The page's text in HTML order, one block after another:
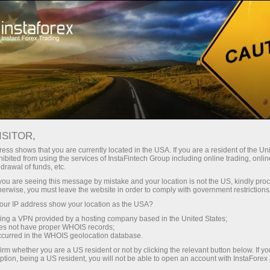
З InstaForex ви отримуєте доступ
можливостей: кредитне плече до
1:5000, одні з найкращих
спредів та комісій на ринку, а
також привабливі умови для
торгівлі акціями та індексами
Мінімальні спреди - максимум
Бонус 30% на кожен депозит
Швидкість
у трейдингу і на трасі
shows that you are currently located in the USA. If you are a resident of the
from using the services of InstaFintech Group including online trading,
of funds, etc.
are seeing this message by mistake and your location is not the US, kindly
you must leave the website in order to comply with government
IP address show your location as the USA?
a VPN provided by a hosting company based in the United States;
not have proper WHOIS records;
in the WHOIS geolocation database.
whether you are a US resident or not by clicking the relevant button below. If
being a US resident, you will not be able to open an account with InstaForex